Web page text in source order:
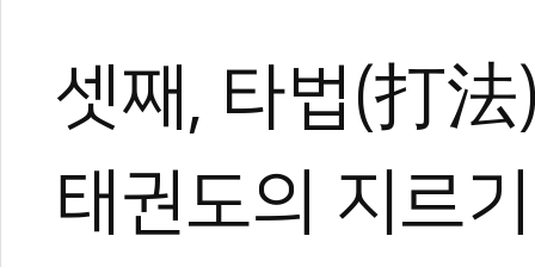
셋째, 타법(打
태권도의 지르
0 0